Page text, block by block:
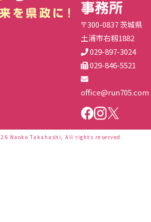
事務所
〒300-0837 茨城県
土浦市右籾1882
029-897-3024
029-846-5521
office@run705.com
Naoko Takahashi, All rights reserved.